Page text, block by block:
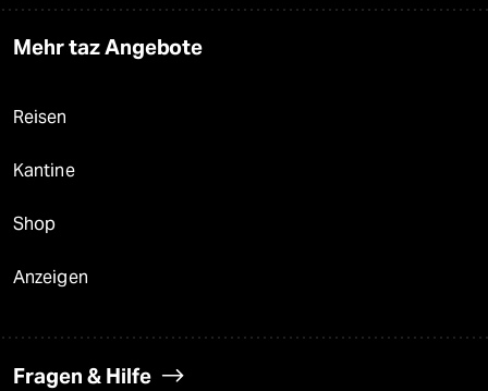
Mehr taz Angebote
Reisen
Kantine
Shop
Anzeigen
Fragen & Hilfe